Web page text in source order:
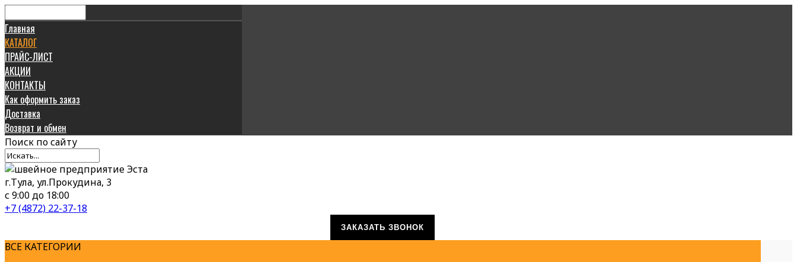
Главная
КАТАЛОГ
ПРАЙС-ЛИСТ
АКЦИИ
КОНТАКТЫ
Как оформить заказ
Доставка
Возврат и обмен
Поиск по сайту
г.Тула, ул.Прокудина, 3
с 9:00 до 18:00
+7 (4872) 22-37-18
ЗАКАЗАТЬ ЗВОНОК
ВСЕ КАТЕГОРИИ